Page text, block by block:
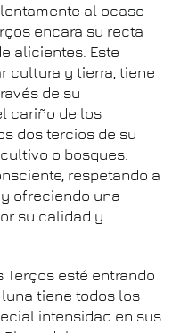
al ocaso
encara su recta
alicientes. Este
cultura y tierra, tiene
de su
cariño de los
dos tercios de su
o bosques.
respetando a
ofreciendo una
su calidad y
Terços esté entrando
tiene todos los
intensidad en sus